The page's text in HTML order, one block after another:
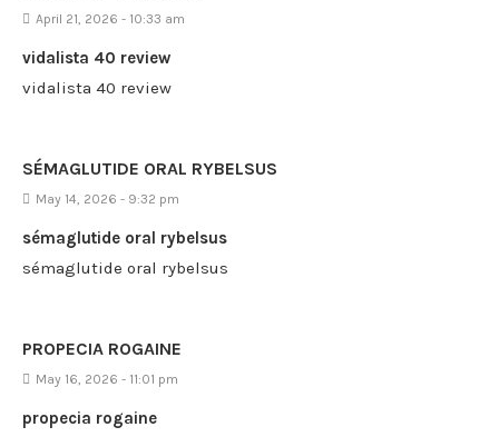
April 21, 2026 - 10:33 am
vidalista 40 review
vidalista 40 review
SÉMAGLUTIDE ORAL RYBELSUS
May 14, 2026 - 9:32 pm
sémaglutide oral rybelsus
sémaglutide oral rybelsus
PROPECIA ROGAINE
May 16, 2026 - 11:01 pm
propecia rogaine